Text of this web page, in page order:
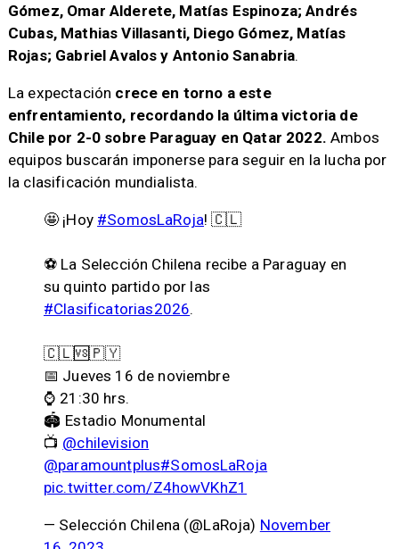
Gómez, Omar Alderete, Matías Espinoza; Andrés
Cubas, Mathias Villasanti, Diego Gómez, Matías
Rojas; Gabriel Avalos y Antonio Sanabria.
La expectación crece en torno a este
enfrentamiento, recordando la última victoria de
Chile por 2-0 sobre Paraguay en Qatar 2022.Ambos
equipos buscarán imponerse para seguir en la lucha por
la clasificación mundialista.
🤩 ¡Hoy #SomosLaRoja! 🇨🇱
⚽ La Selección Chilena recibe a Paraguay en
su quinto partido por las
#Clasificatorias2026.
🇨🇱🆚🇵🇾
📅 Jueves 16 de noviembre
⌚ 21:30 hrs.
🏟️ Estadio Monumental
📺 @chilevision
@paramountplus#SomosLaRoja
pic.twitter.com/Z4howVKhZ1
— Selección Chilena (@LaRoja) November